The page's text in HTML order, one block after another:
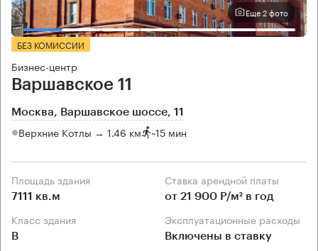
Еще 2 фото
БЕЗ КОМИССИИ
Бизнес-центр
Варшавское 11
Москва, Варшавское шоссе, 11
Верхние Котлы → 1.46 км ~15 мин
Площадь здания
7111 кв.м
Ставка арендной платы
от 21 900 Р/м² в год
Класс здания
B
Эксплуатационные расходы
Включены в ставку